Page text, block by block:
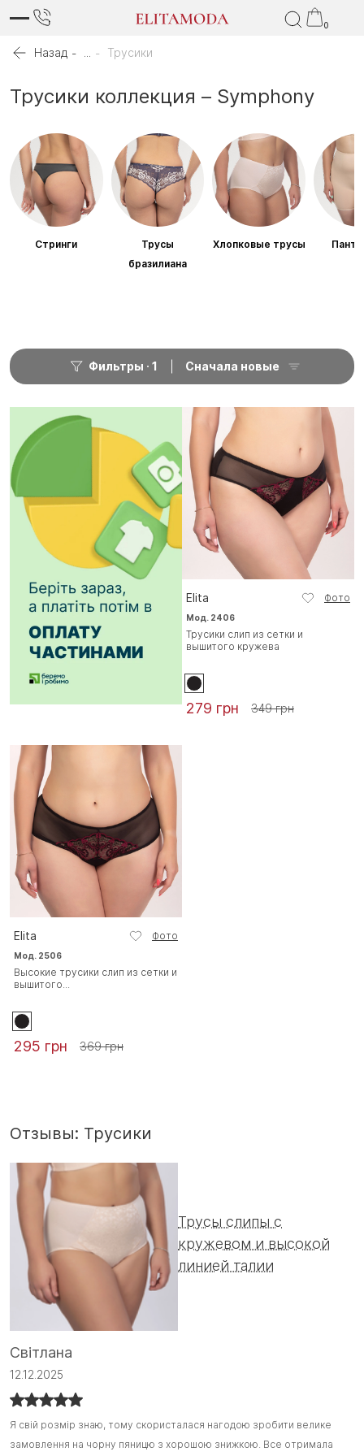
0
Назад Трусики
Трусики коллекция – Symphony
Стринги
Трусы
бразилиана
Хлопковые трусы
Фильтры 1 Сначала новые
Elita Фото
Мод. 2406
Трусики слип из сетки и
вышитого кружева
279 грн 349 грн
Elita Фото
Мод. 2506
Высокие трусики слип из сетки и
вышитого...
295 грн 369 грн
Отзывы: Трусики
Трусы слипы с
кружевом и высокой
линией талии
Світлана
12.12.2025
Я свій розмір знаю, тому скористалася нагодою зробити велике
замовлення на чорну пяницю з хорошою знижкою. Все отримала
Я свій розмір знаю, тому скористалася нагодою зробити велике
замовлення на чорну пяницю з хорошою знижкою. Все отримала